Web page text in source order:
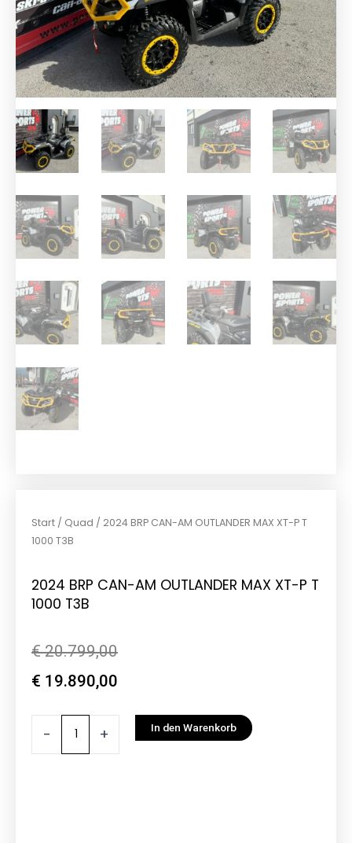
Start / Quad / 2024 BRP CAN-AM OUTLANDER MAX XT-P T
1000 T3B
2024 BRP CAN-AM OUTLANDER MAX XT-P T
1000 T3B
€20.799,00
Ursprünglicher
Preis
€ 20.799,00
€ 19.890,00
Aktueller
Preis
€ 19.890,00.
- + In den Warenkorb